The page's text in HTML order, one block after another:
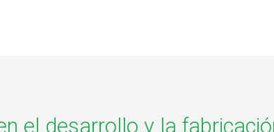
el desarrollo y la